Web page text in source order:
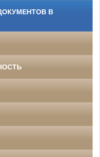
В